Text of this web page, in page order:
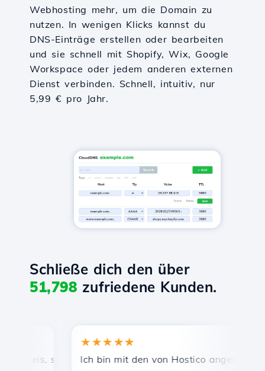
Webhosting mehr, um die Domain zu
nutzen. In wenigen Klicks kannst du
DNS-Einträge erstellen oder bearbeiten
und sie schnell mit Shopify, Wix, Google
Workspace oder jedem anderen externen
Dienst verbinden. Schnell, intuitiv, nur
5,99 € pro Jahr.
Schließe dich den über
51,798 zufriedene Kunden.
schnelle und effiziente technische Unterstützung.
★★★★★
Ich bin mit den von Hostico angebotenen